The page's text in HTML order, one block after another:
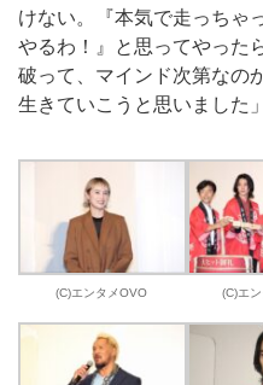
けない。『本気で走っちゃ
やるわ！』と思ってやった
破って、マインド次第なの
生きていこうと思いました
(C)エンタメOVO (C)エ